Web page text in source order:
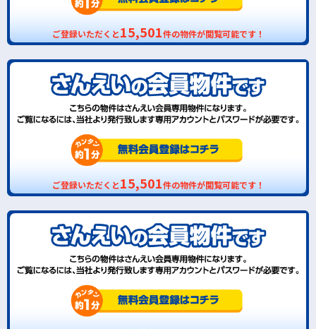
ご登録いただくと15,501件の物件が閲覧可能です！
ご登録いただくと15,501件の物件が閲覧可能です！